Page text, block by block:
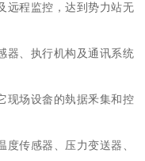
远程监控，达到势力站无
器、执行机构及通讯系统
现场设畲的埶据釆集和控
传感器、压力变送器、